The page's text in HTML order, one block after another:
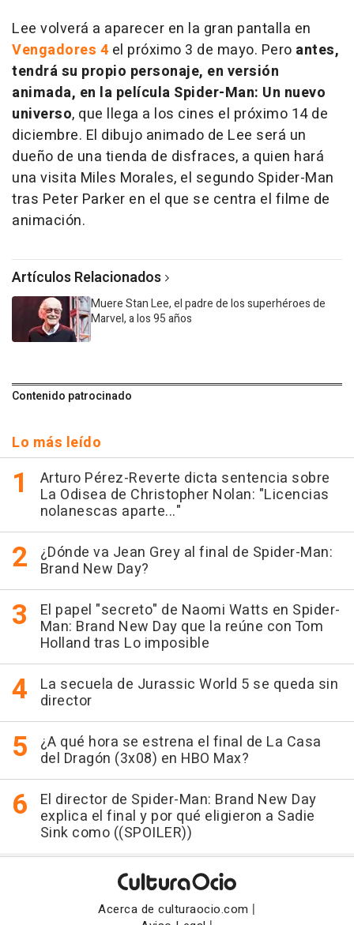
Lee volverá a aparecer en la gran pantalla en
Vengadores 4 el próximo 3 de mayo. Pero antes,
tendrá su propio personaje, en versión
animada, en la película Spider-Man: Un nuevo
universo, que llega a los cines el próximo 14 de
diciembre. El dibujo animado de Lee será un
dueño de una tienda de disfraces, a quien hará
una visita Miles Morales, el segundo Spider-Man
tras Peter Parker en el que se centra el filme de
animación.
Artículos Relacionados
Muere Stan Lee, el padre de los superhéroes de
Marvel, a los 95 años
Contenido patrocinado
Lo más leído
Arturo Pérez-Reverte dicta sentencia sobre
La Odisea de Christopher Nolan: "Licencias
nolanescas aparte..."
¿Dónde va Jean Grey al final de Spider-Man:
Brand New Day?
El papel "secreto" de Naomi Watts en Spider-
Man: Brand New Day que la reúne con Tom
Holland tras Lo imposible
La secuela de Jurassic World 5 se queda sin
director
¿A qué hora se estrena el final de La Casa
del Dragón (3x08) en HBO Max?
El director de Spider-Man: Brand New Day
explica el final y por qué eligieron a Sadie
Sink como ((SPOILER))
Acerca de culturaocio.com |